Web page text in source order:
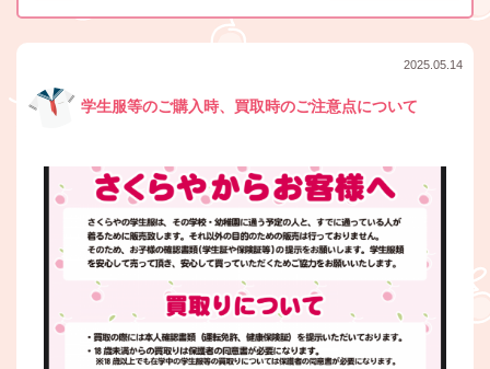
2025.05.14
学生服等のご購入時、買取時のご注意点について